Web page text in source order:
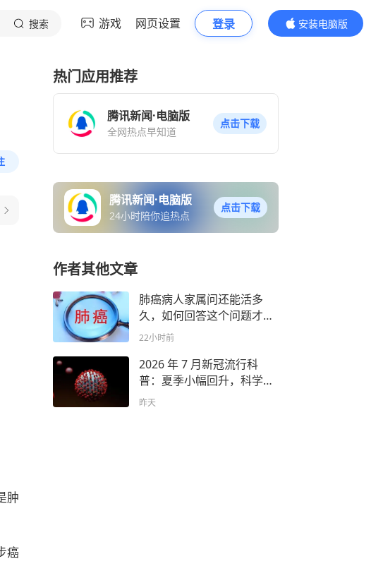
搜索 游戏 网页设置 登录
安装电脑版
内容更精彩
肿
癌
热门应用推荐
腾讯新闻·电脑版
全网热点早知道
点击下载
腾讯新闻·电脑版
24小时陪你追热点
点击下载
作者其他文章
肺癌病人家属问还能活多
久，如何回答这个问题才算
科学合理
22小时前
2026 年 7 月新冠流行科
普：夏季小幅回升，科学防
护不恐慌
昨天